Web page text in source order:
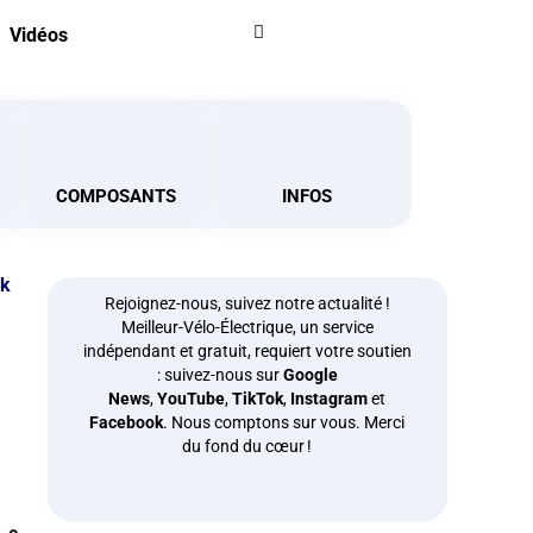
Vidéos
COMPOSANTS INFOS
Rejoignez-nous, suivez notre actualité !
Meilleur-Vélo-Électrique, un service
indépendant et gratuit, requiert votre soutien
: suivez-nous surGoogle
News,YouTube,TikTok, Instagramet
Facebook. Nous comptons sur vous. Merci
du fond du cœur !